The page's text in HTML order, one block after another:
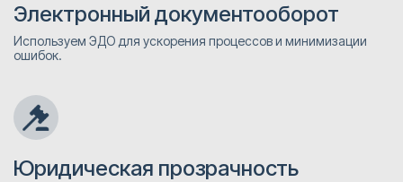
Электронный документооборот
Используем ЭДО для ускорения процессов и минимизации
ошибок.
Юридическая прозрачность